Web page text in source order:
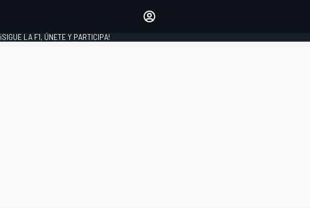
¡SIGUE LA F1, ÚNETE Y PARTICIPA!